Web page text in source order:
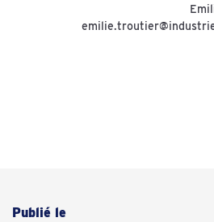
Emilie
Publié le